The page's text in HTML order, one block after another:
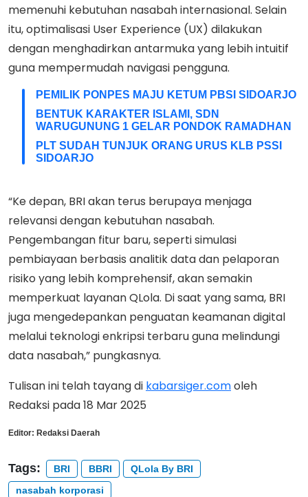
memenuhi kebutuhan nasabah internasional. Selain
itu, optimalisasi User Experience (UX) dilakukan
dengan menghadirkan antarmuka yang lebih intuitif
guna mempermudah navigasi pengguna.
PEMILIK PONPES MAJU KETUM PBSI SIDOARJO
BENTUK KARAKTER ISLAMI, SDN
WARUGUNUNG 1 GELAR PONDOK RAMADHAN
PLT SUDAH TUNJUK ORANG URUS KLB PSSI
SIDOARJO
“Ke depan, BRI akan terus berupaya menjaga
relevansi dengan kebutuhan nasabah.
Pengembangan fitur baru, seperti simulasi
pembiayaan berbasis analitik data dan pelaporan
risiko yang lebih komprehensif, akan semakin
memperkuat layanan QLola. Di saat yang sama, BRI
juga mengedepankan penguatan keamanan digital
melalui teknologi enkripsi terbaru guna melindungi
data nasabah,” pungkasnya.
Tulisan ini telah tayang di kabarsiger.comoleh
Redaksi pada 18 Mar 2025
Editor: Redaksi Daerah
Tags: BRI BBRI
QLola By BRI
nasabah korporasi